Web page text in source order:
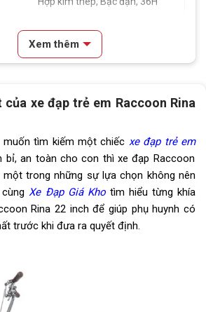
Hợp kim nhôm
22x2.125
đạn
1 tầng
22 inch
Da thể thao
Xem thêm
xe đạp trẻ em Raccoon Rina
muốn tìm kiếm một chiếc xe đạp trẻ em
bỉ, an toàn cho con thì xe đạp Raccoon
một trong những sự lựa chọn không nên
cùngXe Đạp Giá Khotìm hiểu từng khía
Rina 22 inch để giúp phụ huynh có
trước khi đưa ra quyết định.